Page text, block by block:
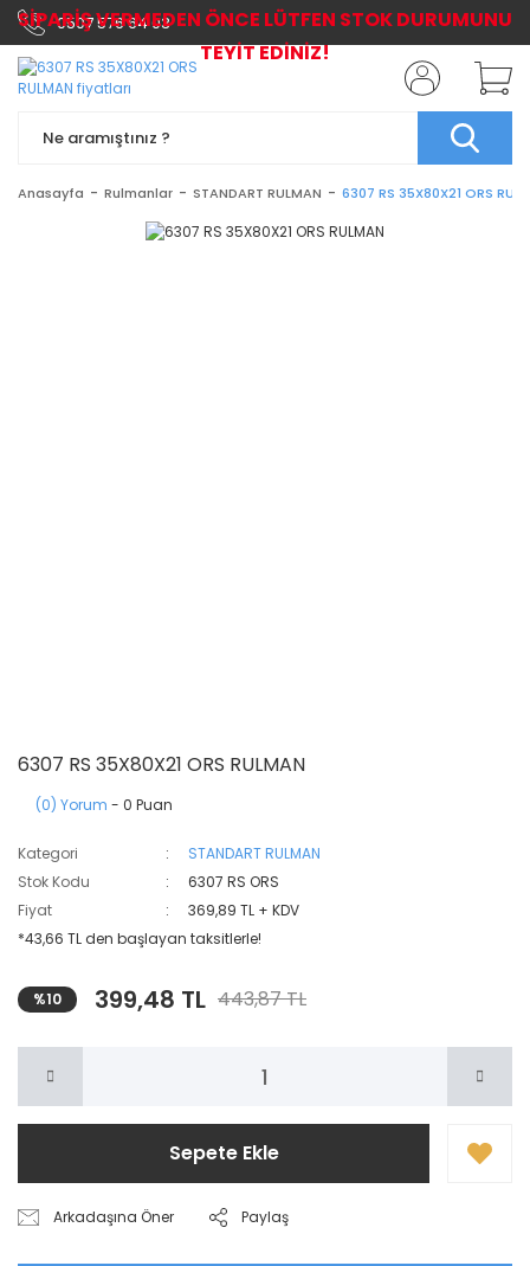
0507 576 64 03
Anasayfa Rulmanlar STANDART RULMAN 6307 RS 35X80X21 ORS
6307 RS 35X80X21 ORS RULMAN
(0) Yorum - 0 Puan
Kategori
STANDART RULMAN
Stok Kodu
6307 RS ORS
Fiyat
369,89 TL + KDV
*43,66 TL den başlayan taksitlerle!
%10 399,48 TL 443,87 TL
Sepete Ekle
Arkadaşına Öner Paylaş
SİPARİŞ VERMEDEN ÖNCE LÜTFEN STOK DURUMUNU
TEYİT EDİNİZ!